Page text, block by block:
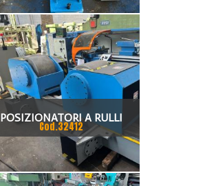
POSIZIONATORI A RULLI
FOLLE
Cod.32412